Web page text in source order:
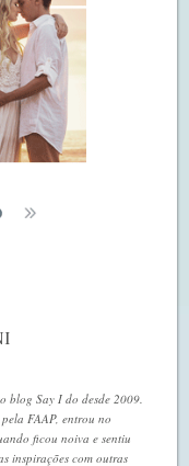
blog Say I do desde 2009.
FAAP, entrou no
ficou noiva e sentiu
inspirações com outras